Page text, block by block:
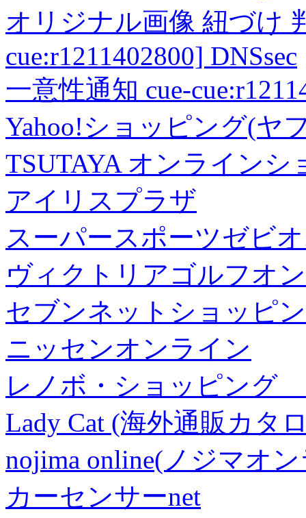
オリジナル画像 紐づけ
cue:r1211402800] DNSsec
一意性通知 cue-
Yahoo!ショッピング(ヤ
TSUTAYA オンラインシ
アイリスプラザ
スーパースポーツゼビ
ヴィクトリアゴルフオ
セブンネットショッピ
ニッセンオンライン
レノボ・ショッピング
Lady Cat (海外通販カタ
nojima online(ノジマオ
カーセンサーnet